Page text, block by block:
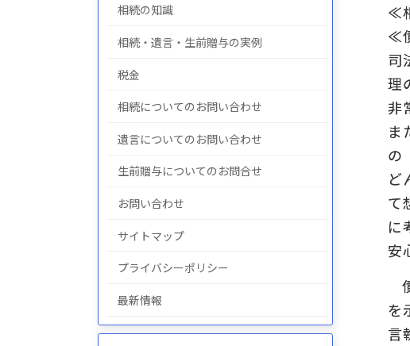
≪
≪
司
理
非
ま
の
ど
て
に
安
を
言
相続の知識
相続・遺言・生前贈与の実例
税金
相続についてのお問い合わせ
遺言についてのお問い合わせ
生前贈与についてのお問合せ
お問い合わせ
サイトマップ
プライバシーポリシー
最新情報